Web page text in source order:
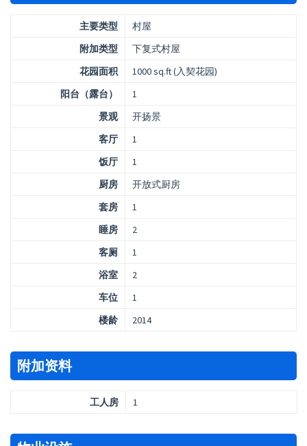
主要类型
村屋
附加类型
下复式村屋
花园面积
1000 sq.ft (入契花园)
阳台（露台）
1
景观
开扬景
客厅
1
饭厅
1
厨房
开放式厨房
套房
1
睡房
2
客厕
1
浴室
2
车位
1
楼龄
2014
附加资料
工人房 1